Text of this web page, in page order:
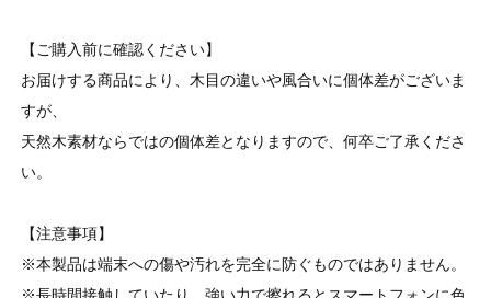
【ご購入前に確認ください】
お届けする商品により、木目の違いや風合いに個体差がございま
すが、
天然木素材ならではの個体差となりますので、何卒ご了承くださ
い。
【注意事項】
※本製品は端末への傷や汚れを完全に防ぐものではありません。